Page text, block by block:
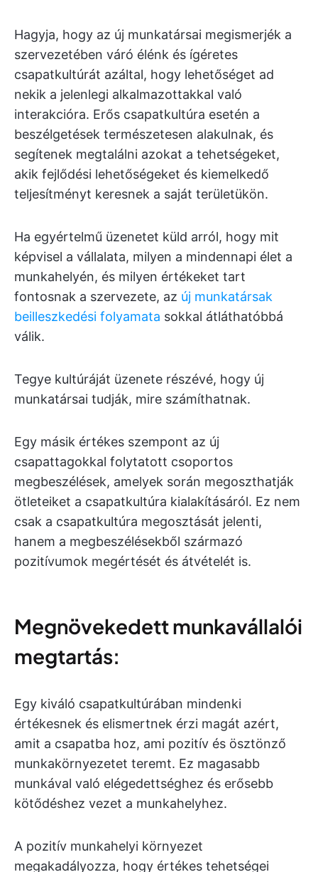
Hagyja, hogy az új munkatársai megismerjék a
szervezetében váró élénk és ígéretes
csapatkultúrát azáltal, hogy lehetőséget ad
nekik a jelenlegi alkalmazottakkal való
interakcióra. Erős csapatkultúra esetén a
beszélgetések természetesen alakulnak, és
segítenek megtalálni azokat a tehetségeket,
akik fejlődési lehetőségeket és kiemelkedő
teljesítményt keresnek a saját területükön.
Ha egyértelmű üzenetet küld arról, hogy mit
képvisel a vállalata, milyen a mindennapi élet a
munkahelyén, és milyen értékeket tart
fontosnak a szervezete, az új munkatársak
beilleszkedési folyamata sokkal átláthatóbbá
válik.
Tegye kultúráját üzenete részévé, hogy új
munkatársai tudják, mire számíthatnak.
Egy másik értékes szempont az új
csapattagokkal folytatott csoportos
megbeszélések, amelyek során megoszthatják
ötleteiket a csapatkultúra kialakításáról. Ez nem
csak a csapatkultúra megosztását jelenti,
hanem a megbeszélésekből származó
pozitívumok megértését és átvételét is.
Megnövekedett munkavállalói
megtartás:
Egy kiváló csapatkultúrában mindenki
értékesnek és elismertnek érzi magát azért,
amit a csapatba hoz, ami pozitív és ösztönző
munkakörnyezetet teremt. Ez magasabb
munkával való elégedettséghez és erősebb
kötődéshez vezet a munkahelyhez.
A pozitív munkahelyi környezet
megakadályozza, hogy értékes tehetségei